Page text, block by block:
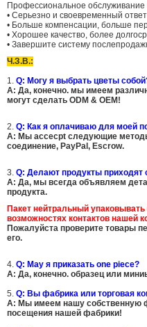
Профессиональное
• Серьезно и своевременный
• Больше компенсации, больше
• Хорошее качество, более
• Завершите систему
Ч.З.В.:
1. Q: Могу я выбрать цветы
A: Да, конечно. мы имеем
могут сделать ODM & OEM!
2. Q: Как я оплачиваю для моей
A: Мы accecpt следующие
соединение, PayPal, Escrow.
3. Q: Делают продукты приходят
A: Да, мы всегда объявляем
продукта.
Пакет нейтральный упаковывать
возможностях контактов нашей
Пожалуйста проверите товары
его.
4. Q: May я приказать one piece?
A: Да, конечно. образец или
5. Q: Вы фабрика или торговая
A: Мы имеем нашу собственную
посещения нашей фабрики!